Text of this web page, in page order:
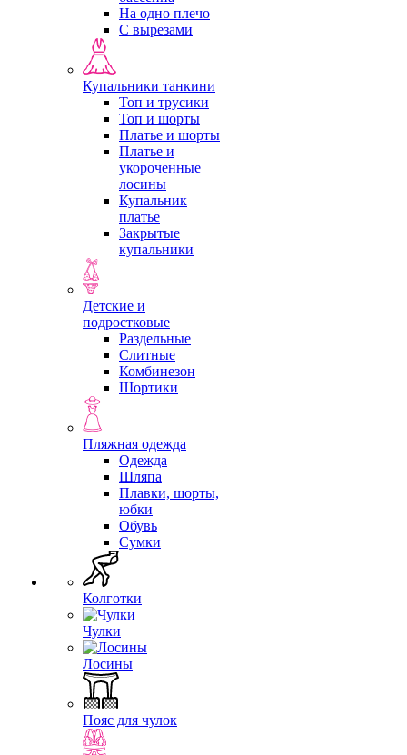
На одно плечо
С вырезами
Купальники танкини
Топ и трусики
Топ и шорты
Платье и шорты
Платье и
укороченные
лосины
Купальник
платье
Закрытые
купальники
Детские и
подростковые
Раздельные
Слитные
Комбинезон
Шортики
Пляжная одежда
Одежда
Шляпа
Плавки, шорты,
юбки
Обувь
Сумки
Колготки
Чулки
Лосины
Пояс для чулок